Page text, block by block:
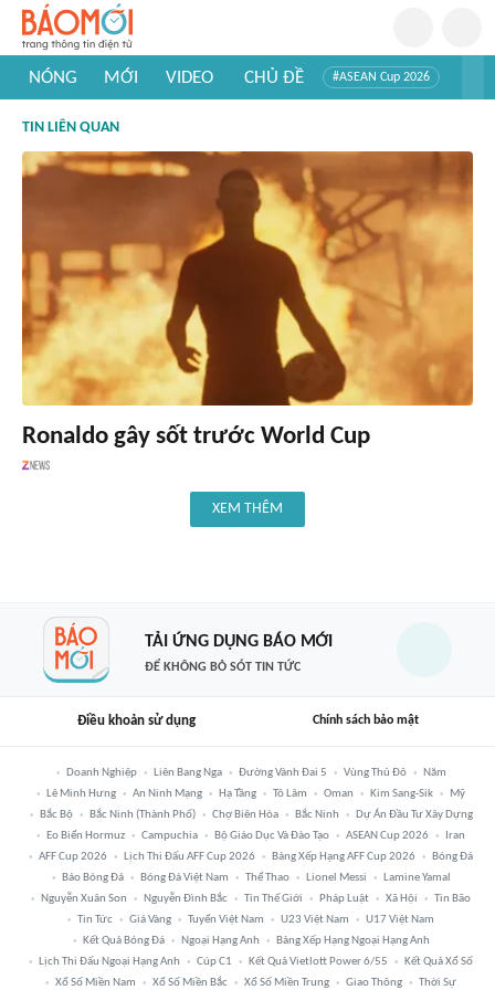
NÓNG MỚI VIDEO CHỦ ĐỀ #ASEAN Cup 2026
#Khám phá thế giới
TIN LIÊN QUAN
Ronaldo gây sốt trước World Cup
XEM THÊM
TẢI ỨNG DỤNG BÁO MỚI
ĐỂ KHÔNG BỎ SÓT TIN TỨC
Điều khoản sử dụng Chính sách bảo mật
Doanh Nghiệp Liên Bang Nga Đường Vành Đai 5 Vùng Thủ Đô
Năm
Lê Minh Hưng
An Ninh Mạng Hạ Tầng Tô Lâm Oman Kim Sang-Sik
Mỹ
Bắc Bộ
Bắc Ninh (thành Phố) Chợ Biên Hòa Bắc Ninh
Dự Án Đầu Tư Xây Dựng
Eo Biển Hormuz
Campuchia Bộ Giáo Dục Và Đào Tạo ASEAN Cup 2026
Iran
AFF Cup 2026
Lịch Thi Đấu AFF Cup 2026 Bảng Xếp Hạng AFF Cup 2026
Bóng Đá
Báo Bóng Đá
Bóng Đá Việt Nam Thể Thao Lionel Messi
Lamine Yamal
Nguyễn Xuân Son
Nguyễn Đình Bắc Tin Thế Giới Pháp Luật Xã Hội
Tin Bão
Tin Tức
Giá Vàng Tuyển Việt Nam U23 Việt Nam
U17 Việt Nam
Kết Quả Bóng Đá
Ngoại Hạng Anh
Bảng Xếp Hạng Ngoại Hạng Anh
Lịch Thi Đấu Ngoại Hạng Anh
Cúp C1 Kết Quả Vietlott Power 6/55
Kết Quả Xổ Số
Xổ Số Miền Nam
Xổ Số Miền Bắc Xổ Số Miền Trung Giao Thông Thời Sự